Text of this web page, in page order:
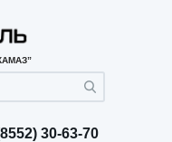
30-63-70